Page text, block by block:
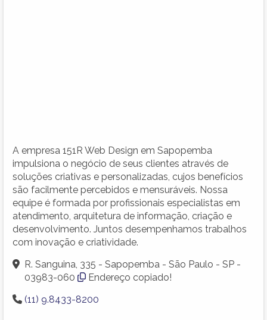
A empresa 151R Web Design em Sapopemba
impulsiona o negócio de seus clientes através de
soluções criativas e personalizadas, cujos benefícios
são facilmente percebidos e mensuráveis. Nossa
equipe é formada por profissionais especialistas em
atendimento, arquitetura de informação, criação e
desenvolvimento. Juntos desempenhamos trabalhos
com inovação e criatividade.
R. Sanguina, 335 - Sapopemba - São Paulo - SP -
03983-060
Endereço copiado!
(11) 9.8433-8200